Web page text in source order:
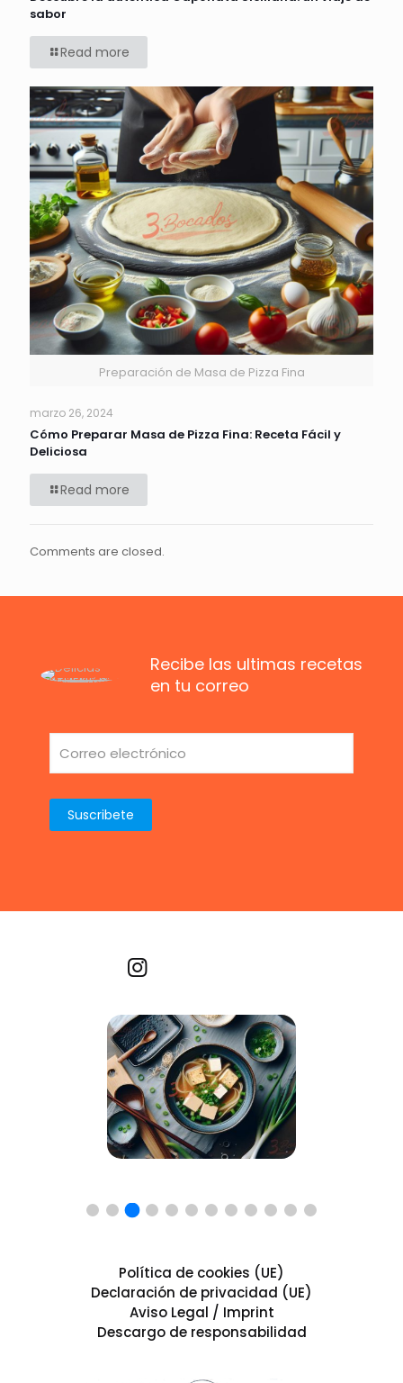
sabor
Read more
Preparación de Masa de Pizza Fina
marzo 26, 2024
Cómo Preparar Masa de Pizza Fina: Receta Fácil y
Deliciosa
Read more
Comments are closed.
Recibe las ultimas recetas
en tu correo
Política de cookies (UE)
Declaración de privacidad (UE)
Aviso Legal / Imprint
Descargo de responsabilidad